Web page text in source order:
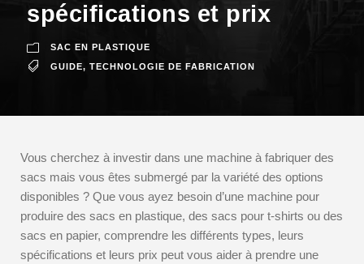
spécifications et prix
SAC EN PLASTIQUE
GUIDE, TECHNOLOGIE DE FABRICATION
Vous cherchez à investir dans une machine à fabriquer des
sacs mais vous êtes submergé par la variété des options
disponibles ? Que vous ayez besoin d’une machine pour
produire des sacs en plastique, des sacs pour t-shirts ou des
sacs en papier, comprendre les différents types, leurs
spécifications et leurs prix peut vous aider à prendre une